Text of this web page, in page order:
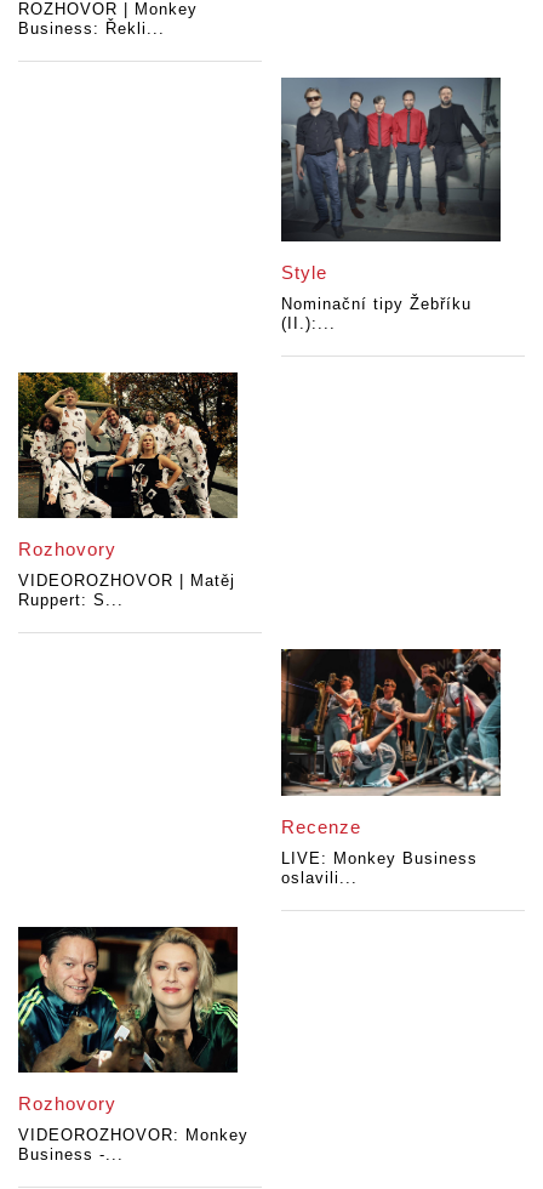
ROZHOVOR | Monkey
Business: Řekli...
Style
Nominační tipy Žebříku
(II.):...
Rozhovory
VIDEOROZHOVOR | Matěj
Ruppert: S...
Recenze
LIVE: Monkey Business
oslavili...
Rozhovory
VIDEOROZHOVOR: Monkey
Business -...